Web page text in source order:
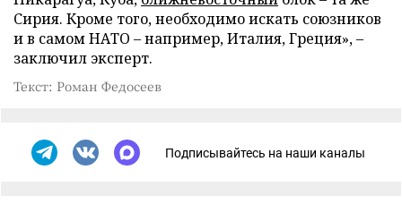
Сирия. Кроме того, необходимо искать союзников
и в самом НАТО – например, Италия, Греция», –
заключил эксперт.
Текст: Роман Федосеев
Подписывайтесь на наши каналы